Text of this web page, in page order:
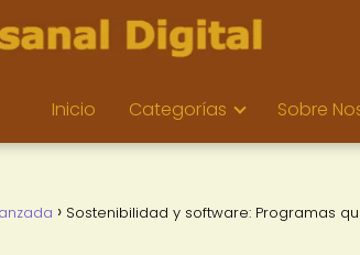
Inicio Categorías Sobre
Sostenibilidad y software: Programas